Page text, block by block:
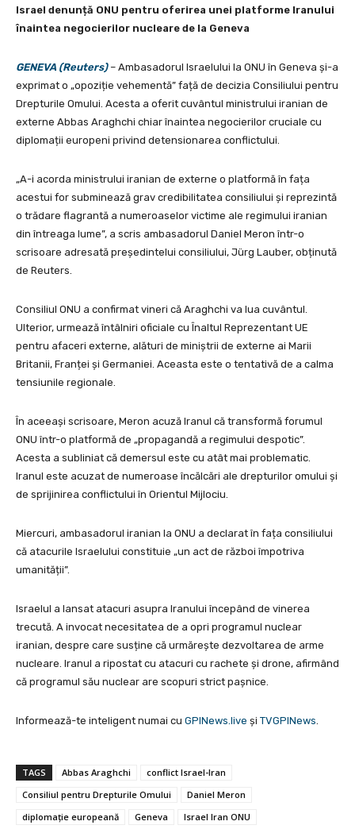
Israel denunță ONU pentru oferirea unei platforme Iranului
înaintea negocierilor nucleare de la Geneva
GENEVA (Reuters) – Ambasadorul Israelului la ONU în Geneva și-a
exprimat o „opoziție vehementă” față de decizia Consiliului pentru
Drepturile Omului. Acesta a oferit cuvântul ministrului iranian de
externe Abbas Araghchi chiar înaintea negocierilor cruciale cu
diplomații europeni privind detensionarea conflictului.
„A-i acorda ministrului iranian de externe o platformă în fața
acestui for subminează grav credibilitatea consiliului și reprezintă
o trădare flagrantă a numeroaselor victime ale regimului iranian
din întreaga lume”, a scris ambasadorul Daniel Meron într-o
scrisoare adresată președintelui consiliului, Jürg Lauber, obținută
de Reuters.
Consiliul ONU a confirmat vineri că Araghchi va lua cuvântul.
Ulterior, urmează întâlniri oficiale cu Înaltul Reprezentant UE
pentru afaceri externe, alături de miniștrii de externe ai Marii
Britanii, Franței și Germaniei. Aceasta este o tentativă de a calma
tensiunile regionale.
În aceeași scrisoare, Meron acuză Iranul că transformă forumul
ONU într-o platformă de „propagandă a regimului despotic”.
Acesta a subliniat că demersul este cu atât mai problematic.
Iranul este acuzat de numeroase încălcări ale drepturilor omului și
de sprijinirea conflictului în Orientul Mijlociu.
Miercuri, ambasadorul iranian la ONU a declarat în fața consiliului
că atacurile Israelului constituie „un act de război împotriva
umanității”.
Israelul a lansat atacuri asupra Iranului începând de vinerea
trecută. A invocat necesitatea de a opri programul nuclear
iranian, despre care susține că urmărește dezvoltarea de arme
nucleare. Iranul a ripostat cu atacuri cu rachete și drone, afirmând
că programul său nuclear are scopuri strict pașnice.
Informează-te inteligent numai cu GPINews.live şi TVGPINews
TAGS Abbas Araghchi
conflict Israel-Iran
Consiliul pentru Drepturile Omului
Daniel Meron
diplomație europeană
Geneva
Israel Iran ONU